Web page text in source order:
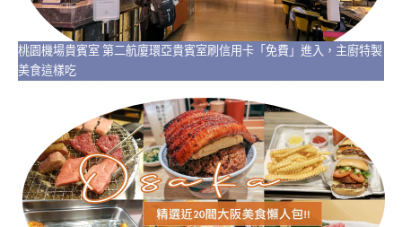
桃園機場貴賓室 第二航廈環亞貴賓室刷信用卡「免費」進入，主廚特製
美食這樣吃